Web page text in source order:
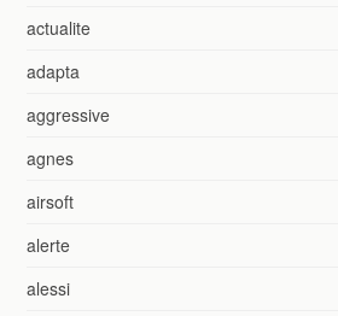
actualite
adapta
aggressive
agnes
airsoft
alerte
alessi